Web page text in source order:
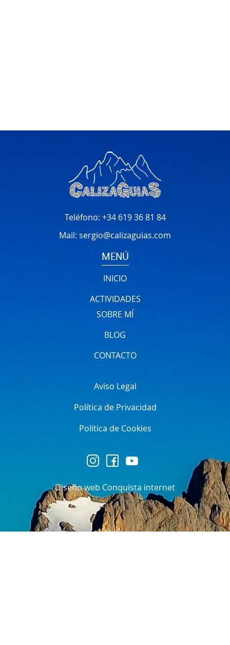
Teléfono: +34 619 36 81 84
Mail: sergio@calizaguias.com
MENÚ
INICIO
ACTIVIDADES
SOBRE MÍ
BLOG
CONTACTO
Aviso Legal
Política de Privacidad
Política de Cookies
Diseño web Conquista internet